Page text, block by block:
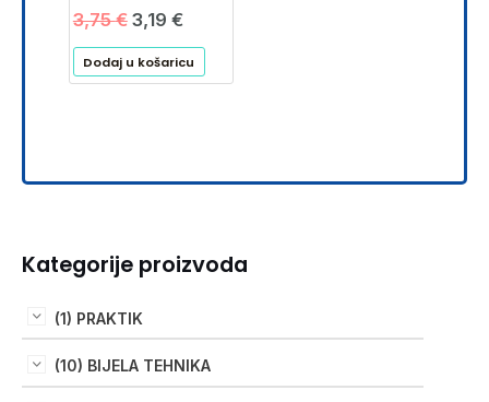
Kategorije proizvoda
(1) PRAKTIK
(10) BIJELA TEHNIKA
3,75€ 3,19 €
Dodaj u košaricu